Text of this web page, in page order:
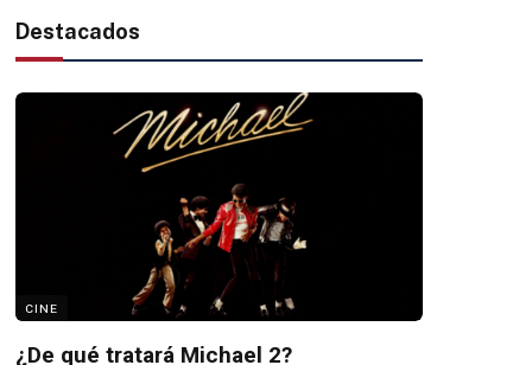
Destacados
CINE
¿De qué tratará Michael 2?